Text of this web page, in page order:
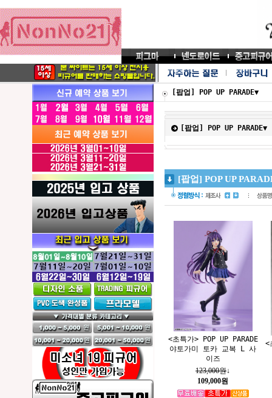
[팝업] POP UP PARADE▼
[팝업] POP UP PARADE▼
[팝업] POP UP
<초특가> POP UP PARADE
야토가미 토카 교복 L 사
이즈
123,000원↓
109,000원
<